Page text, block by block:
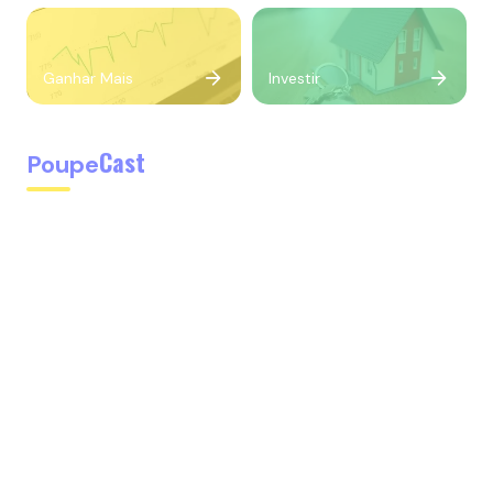
Ganhar Mais Investir
PoupeCast